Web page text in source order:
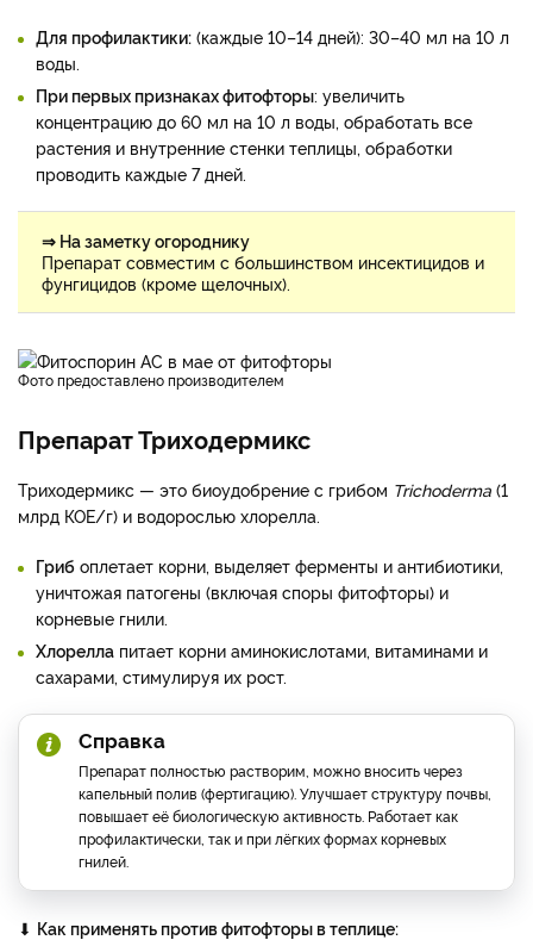
Для профилактики: (каждые 10–14 дней): 30–40 мл на 10 л
воды.
При первых признаках фитофторы: увеличить
концентрацию до 60 мл на 10 л воды, обработать все
растения и внутренние стенки теплицы, обработки
проводить каждые 7 дней.
⇒ На заметку огороднику
Препарат совместим с большинством инсектицидов и
фунгицидов (кроме щелочных).
фото предоставлено производителем
Препарат Триходермикс
Триходермикс — это биоудобрение с грибом Trichoderma (1
млрд КОЕ/г) и водорослью хлорелла.
Гриб оплетает корни, выделяет ферменты и антибиотики,
уничтожая патогены (включая споры фитофторы) и
корневые гнили.
Хлорелла питает корни аминокислотами, витаминами и
сахарами, стимулируя их рост.
Справка
Препарат полностью растворим, можно вносить через
капельный полив (фертигацию). Улучшает структуру почвы,
повышает её биологическую активность. Работает как
профилактически, так и при лёгких формах корневых
гнилей.
⬇ Как применять против фитофторы в теплице: